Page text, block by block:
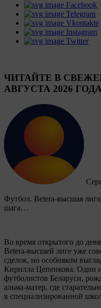
Facebook
Telegram
Vkontakte
Instagram
Twitter
ЧИТАЙТЕ В
АВГУСТА 2026 ГОДА
Футбол. Betera-высшая
шага…
Во время открытого до
Betera-высшей лиге уже
сделок, но особняком
Кирилла Цепенкова. Один
футболистов Беларуси,
альма-матер, где
в специализированной